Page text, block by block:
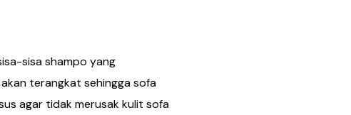
sisa shampo yang
terangkat sehingga sofa
agar tidak merusak kulit sofa